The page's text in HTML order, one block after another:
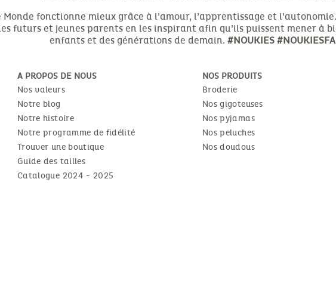
Monde fonctionne mieux grâce à l’amour, l’apprentissage et
futurs et jeunes parents en les inspirant afin qu’ils puissent mener à
enfants et des générations de demain. #NOUKIES
A PROPOS DE NOUS
Nos valeurs
Notre blog
Notre histoire
Notre programme de fidélité
Trouver une boutique
Guide des tailles
Catalogue 2024 - 2025
NOS PRODUITS
Broderie
Nos gigoteuses
Nos pyjamas
Nos peluches
Nos doudous